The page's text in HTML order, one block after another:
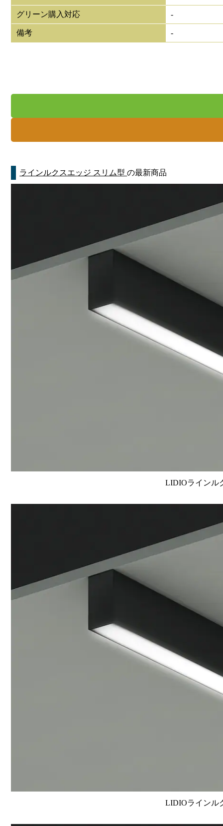
グリーン購入対応 -
備考 -
ラインルクスエッジ スリム型の最新商品
LIDIOラインル
LIDIOラインル